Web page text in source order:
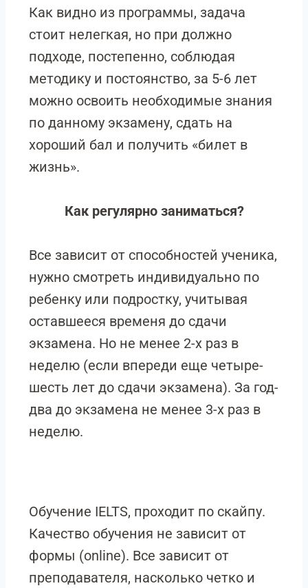
Как видно из программы, задача
стоит нелегкая, но при должно
подходе, постепенно, соблюдая
методику и постоянство, за 5-6 лет
можно освоить необходимые знания
по данному экзамену, сдать на
хороший бал и получить «билет в
жизнь».
Как регулярно заниматься?
Все зависит от способностей ученика,
нужно смотреть индивидуально по
ребенку или подростку, учитывая
оставшееся временя до сдачи
экзамена. Но не менее 2-х раз в
неделю (если впереди еще четыре-
шесть лет до сдачи экзамена). За год-
два до экзамена не менее 3-х раз в
неделю.
Обучение IELTS, проходит по скайпу.
Качество обучения не зависит от
формы (online). Все зависит от
преподавателя, насколько четко и